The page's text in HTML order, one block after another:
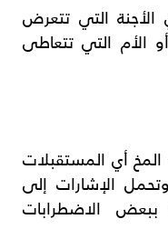
الأجنة التي تتعرض
الأم التي تتعاطى
أي المستقبلات
الإشارات إلى
الاضطرابات